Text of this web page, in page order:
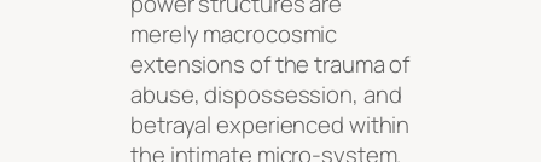
merely macrocosmic
extensions of the trauma of
abuse, dispossession, and
betrayal experienced within
the intimate micro-system.